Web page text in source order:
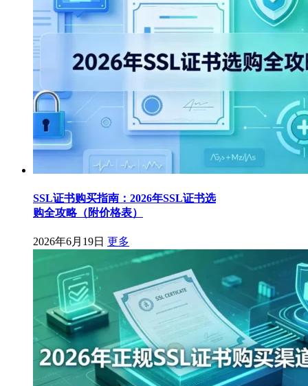
SSL证书购买指南：2026年SSL证书选
购全攻略（附价格表）
2026年6月19日 更多